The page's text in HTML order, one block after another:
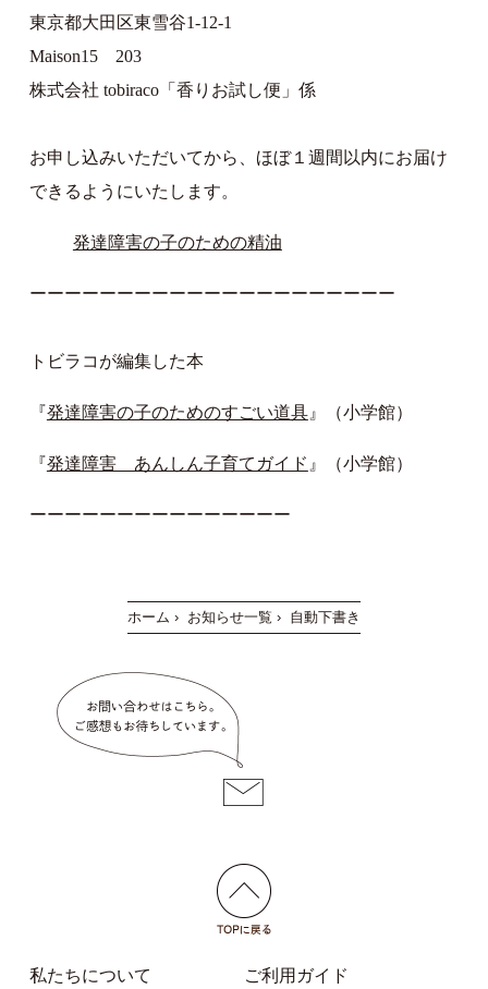
東京都大田区東雪谷1-12-1
Maison15 203
株式会社 tobiraco「香りお試し便」係
お申し込みいただいてから、ほぼ１週間以内にお届け
できるようにいたします。
発達障害の子のための精油
ーーーーーーーーーーーーーーーーーーーーー
トビラコが編集した本
『発達障害の子のためのすごい道具』（小学館）
『発達障害 あんしん子育てガイド 』（小学館）
ーーーーーーーーーーーーーーー
ホーム › お知らせ一覧 › 自動下書き
私たちについて ご利用ガイド